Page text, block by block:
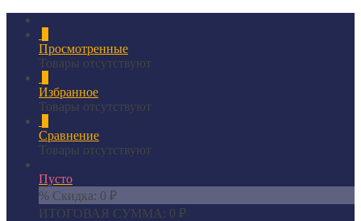
Просмотренные
Товары отсутствуют
Избранное
Товары отсутствуют
Сравнение
Товары отсутствуют
Пусто
% Скидка: 0 ₽
ИТОГОВАЯ СУММА: 0 ₽